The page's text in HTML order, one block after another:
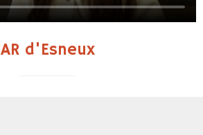
AR d'Esneux